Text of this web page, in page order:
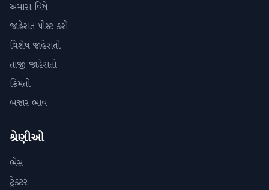
અમારા વિષે
જાહેરાત પોસ્ટ કરો
વિશેષ જાહેરાતો
તાજી જાહેરાતો
કિંમતો
બજાર ભાવ
શ્રેણીઓ
ભેંસ
ટ્રેક્ટર